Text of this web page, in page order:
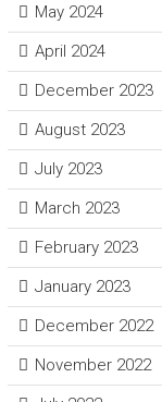
May 2024
April 2024
December 2023
August 2023
July 2023
March 2023
February 2023
January 2023
December 2022
November 2022